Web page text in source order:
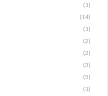
(1)
(14)
(1)
(2)
(2)
(3)
(5)
(1)